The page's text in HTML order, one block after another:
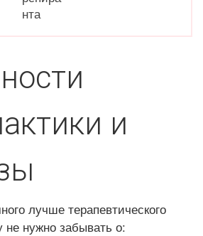
и
лучше терапевтического
не нужно забывать о: